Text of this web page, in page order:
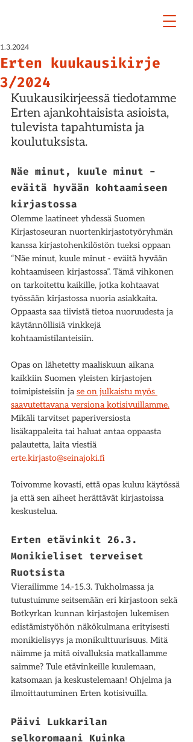
Erten kuukausikirje
3/2024
1.3.2024
Kuukausikirjeessä tiedotamme
Erten ajankohtaisista asioista,
tulevista tapahtumista ja
koulutuksista.
Näe minut, kuule minut -
eväitä hyvään kohtaamiseen
kirjastossa
Olemme laatineet yhdessä Suomen
Kirjastoseuran nuortenkirjastotyöryhmän
kanssa kirjastohenkilöstön tueksi oppaan
“Näe minut, kuule minut - eväitä hyvään
kohtaamiseen kirjastossa”. Tämä vihkonen
on tarkoitettu kaikille, jotka kohtaavat
työssään kirjastossa nuoria asiakkaita.
Oppaasta saa tiivistä tietoa nuoruudesta ja
käytännöllisiä vinkkejä
kohtaamistilanteisiin.
Opas on lähetetty maaliskuun aikana
kaikkiin Suomen yleisten kirjastojen
toimipisteisiin ja se on julkaistu myös
saavutettavana versiona kotisivuillamme.
Mikäli tarvitset paperiversiosta
lisäkappaleita tai haluat antaa oppaasta
palautetta, laita viestiä
erte.kirjasto@seinajoki.fi
Toivomme kovasti, että opas kuluu käytössä
ja että sen aiheet herättävät kirjastoissa
keskustelua.
Erten etävinkit 26.3.
Monikieliset terveiset
Ruotsista
Vierailimme 14.-15.3. Tukholmassa ja
tutustuimme seitsemään eri kirjastoon sekä
Botkyrkan kunnan kirjastojen lukemisen
edistämistyöhön näkökulmana erityisesti
monikielisyys ja monikulttuurisuus. Mitä
näimme ja mitä oivalluksia matkallamme
saimme? Tule etävinkeille kuulemaan,
katsomaan ja keskustelemaan! Ohjelma ja
ilmoittautuminen Erten kotisivuilla.
Päivi Lukkarilan
selkoromaani Kuinka